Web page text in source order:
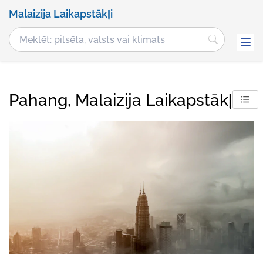
Malaizija Laikapstākļi
Pahang, Malaizija Laikapstākļi